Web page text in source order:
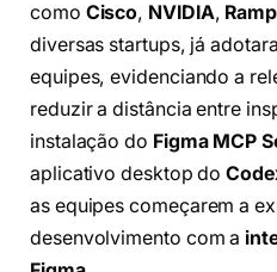
como Cisco, NVIDIA, Ramp
diversas startups, já
equipes, evidenciando a
reduzir a distância entre
instalação do Figma MCP
aplicativo desktop do
as equipes começarem a
desenvolvimento com a